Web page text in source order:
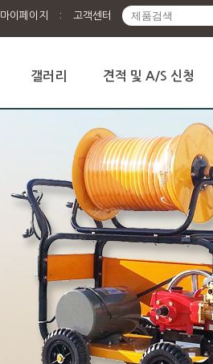
마이페이지 : 고객센터
갤러리 견적 및 A/S 신청